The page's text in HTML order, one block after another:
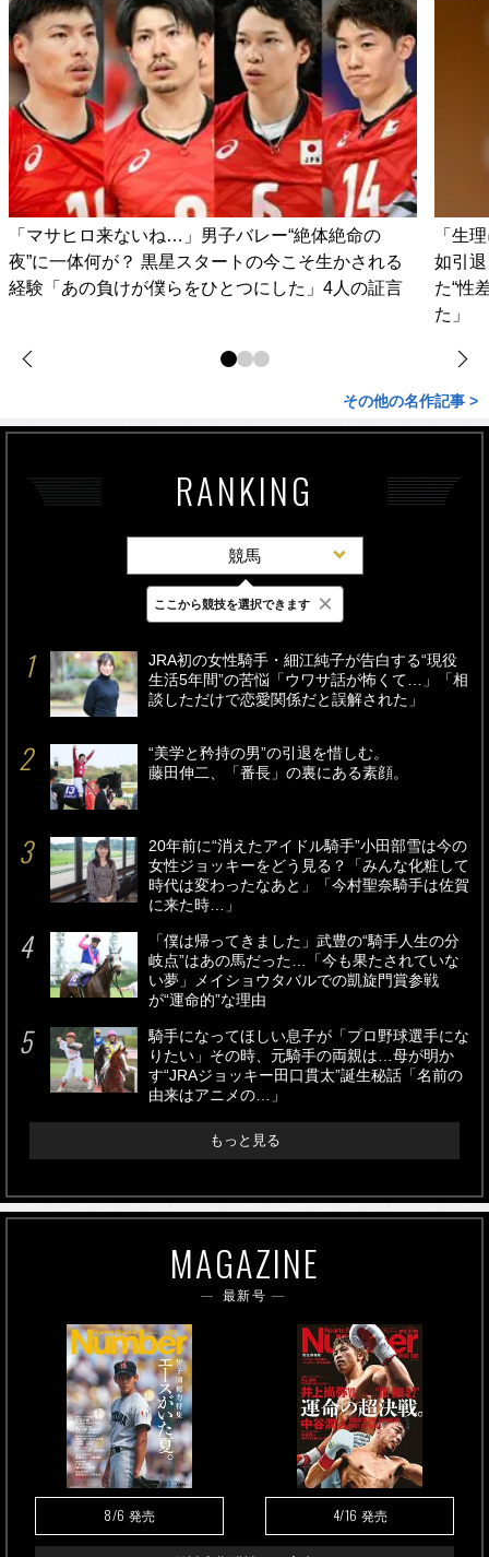
「マサヒロ来ないね…」男子バレー“絶体絶命の
夜”に一体何が？ 黒星スタートの今こそ生かされる
経験「あの負けが僕らをひとつにした」4人の証言
「生
如引
た“性
た」
その他の名作記事 >
RANKING
競馬
最新 24時間 週間
JRA初の女性騎手・細江純子が告白する“現役
生活5年間”の苦悩「ウワサ話が怖くて…」「相
談しただけで恋愛関係だと誤解された」
“美学と矜持の男”の引退を惜しむ。
藤田伸二、「番長」の裏にある素顔。
20年前に“消えたアイドル騎手”小田部雪は今の
女性ジョッキーをどう見る？「みんな化粧して
時代は変わったなあと」「今村聖奈騎手は佐賀
に来た時…」
「僕は帰ってきました」武豊の“騎手人生の分
岐点”はあの馬だった…「今も果たされていな
い夢」メイショウタバルでの凱旋門賞参戦
が“運命的”な理由
騎手になってほしい息子が「プロ野球選手にな
りたい」その時、元騎手の両親は…母が明か
す“JRAジョッキー田口貫太”誕生秘話「名前の
由来はアニメの…」
もっと見る
MAGAZINE
最新号
8/6 発売 4/16 発売
ここから競技を選択できます ×